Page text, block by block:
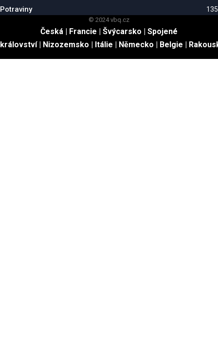
Potraviny 135
© 2024 vbq.cz
Česká | Francie | Švýcarsko | Spojené
království| Nizozemsko | Itálie | Německo | Belgie |